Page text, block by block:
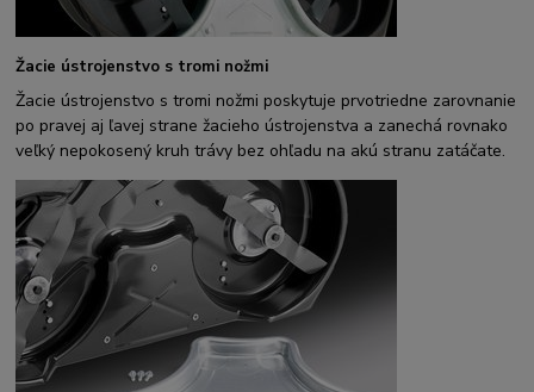
Žacie ústrojenstvo s tromi nožmi
Žacie ústrojenstvo s tromi nožmi poskytuje prvotriedne zarovnanie
po pravej aj ľavej strane žacieho ústrojenstva a zanechá rovnako
veľký nepokosený kruh trávy bez ohľadu na akú stranu zatáčate.